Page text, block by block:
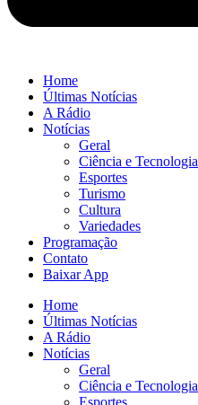
Home
Últimas Notícias
A Rádio
Notícias
Geral
Ciência e Tecnologia
Esportes
Turismo
Cultura
Variedades
Programação
Contato
Baixar App
Home
Últimas Notícias
A Rádio
Notícias
Geral
Ciência e Tecnologia
Esportes